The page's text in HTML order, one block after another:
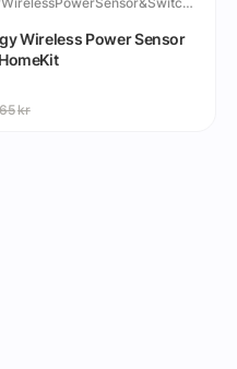
Wireless Power Sensor
kr